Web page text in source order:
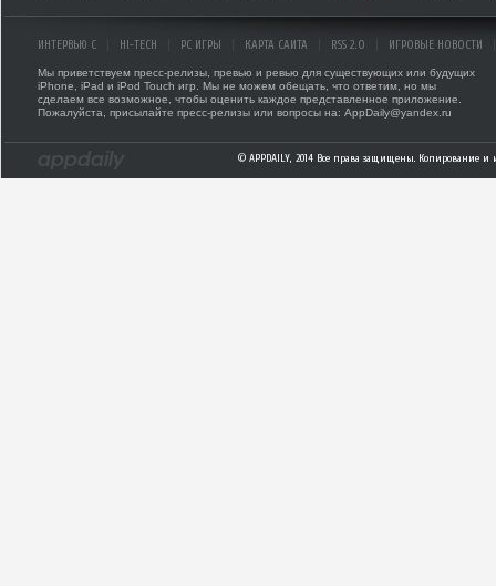
ИНТЕРВЬЮ С HI-TECH PC ИГРЫ КАРТА САЙТА RSS 2.0 ИГРОВЫЕ НОВОСТИ
Мы приветствуем пресс-релизы, превью и ревью для существующих или будущих
iPhone, iPad и iPod Touch игр. Мы не можем обещать, что ответим, но мы
сделаем все возможное, чтобы оценить каждое представленное приложение.
Пожалуйста, присылайте пресс-релизы или вопросы на: AppDaily@yandex.ru
© APPDAILY, 2014 Все права защищены. Копирование и